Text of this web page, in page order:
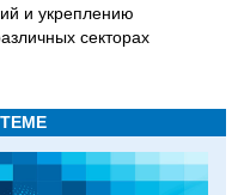
и укреплению
секторах